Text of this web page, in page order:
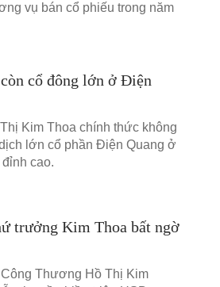
vụ bán cổ phiếu trong năm
cổ đông lớn ở Điện
Kim Thoa chính thức không
lớn cổ phần Điện Quang ở
cao.
trưởng Kim Thoa bất ngờ
Thương Hồ Thị Kim